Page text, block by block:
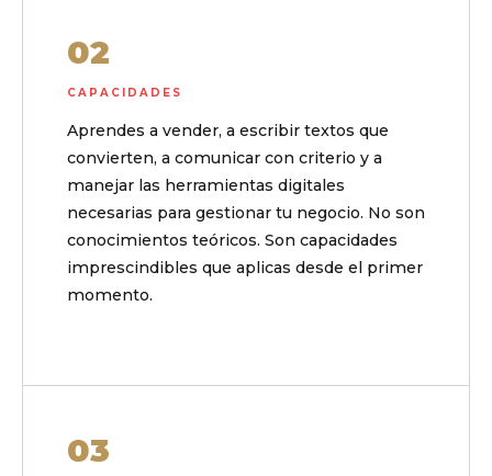
02
CAPACIDADES
Aprendes a vender, a escribir textos que
convierten, a comunicar con criterio y a
manejar las herramientas digitales
necesarias para gestionar tu negocio. No son
conocimientos teóricos. Son capacidades
imprescindibles que aplicas desde el primer
momento.
03